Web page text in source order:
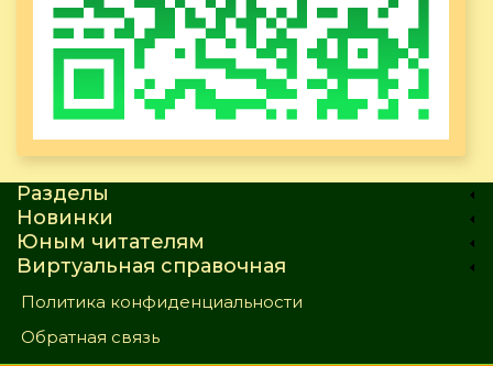
Разделы
Новинки
Юным читателям
Виртуальная справочная
Политика конфиденциальности
Обратная связь